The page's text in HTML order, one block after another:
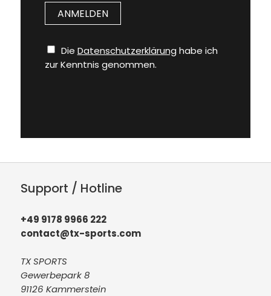
Die Datenschutzerklärung habe ich
zur Kenntnis genommen.
Support / Hotline
+49 9178 9966 222
contact@tx-sports.com
TX SPORTS
Gewerbepark 8
91126 Kammerstein